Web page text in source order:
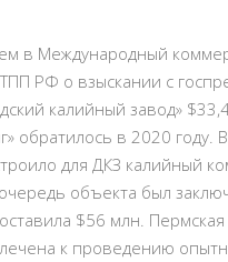
в Международный
РФ о взыскании с
калийный завод»
обратилось в 2020 году.
для ДКЗ калийный
объекта был
$56 млн.
к проведению